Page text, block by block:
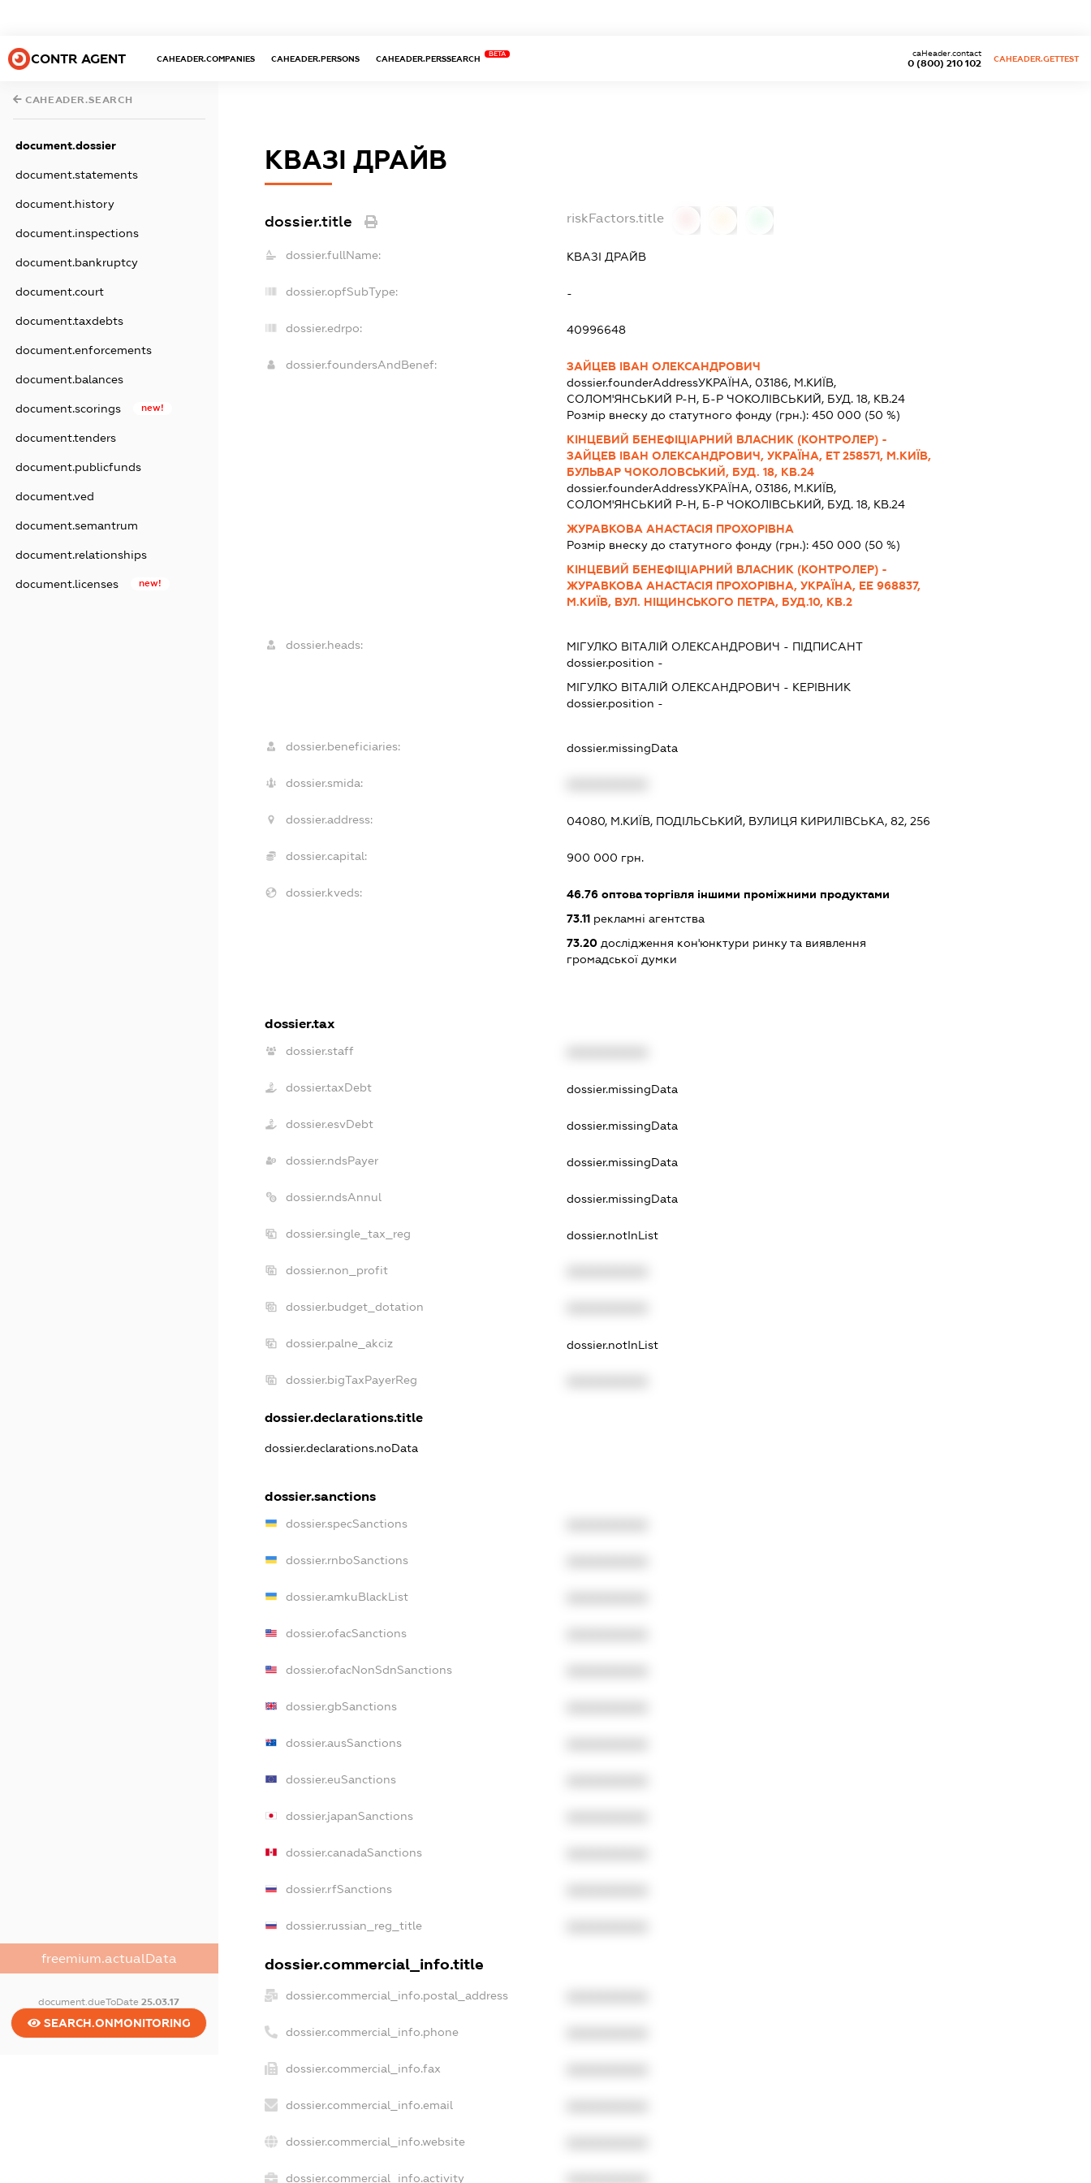
CONTR AGENT CAHEADER.COMPANIES CAHEADER.PERSONS CAHEADER.PERSSEARCH
BETA
0 (800) 210 102
caHeader.contact
CAHEADER.GETTEST
CAHEADER.SEARCH
document.dossier
document.statements
document.history
document.inspections
document.bankruptcy
document.court
document.taxdebts
document.enforcements
document.balances
document.scorings new!
document.tenders
document.publicfunds
document.ved
document.semantrum
document.relationships
document.licenses new!
freemium.actualData
document.dueToDate25.03.17
SEARCH.ONMONITORING
КВАЗІ ДРАЙВ
dossier.title riskFactors.title
dossier.fullName: КВАЗІ ДРАЙВ
dossier.opfSubType: -
dossier.edrpo: 40996648
dossier.foundersAndBenef:
ЗАЙЦЕВ ІВАН ОЛЕКСАНДРОВИЧ
dossier.founderAddressУКРАЇНА, 03186, М.КИЇВ,
СОЛОМ'ЯНСЬКИЙ Р-Н, Б-Р ЧОКОЛІВСЬКИЙ, БУД. 18, КВ.24
Розмір внеску до статутного фонду (грн.): 450 000 (50 %)
КІНЦЕВИЙ БЕНЕФІЦІАРНИЙ ВЛАСНИК (КОНТРОЛЕР) -
ЗАЙЦЕВ ІВАН ОЛЕКСАНДРОВИЧ, УКРАЇНА, ЕТ 258571, М.КИЇВ,
БУЛЬВАР ЧОКОЛОВСЬКИЙ, БУД. 18, КВ.24
dossier.founderAddressУКРАЇНА, 03186, М.КИЇВ,
СОЛОМ'ЯНСЬКИЙ Р-Н, Б-Р ЧОКОЛІВСЬКИЙ, БУД. 18, КВ.24
ЖУРАВКОВА АНАСТАСІЯ ПРОХОРІВНА
Розмір внеску до статутного фонду (грн.): 450 000 (50 %)
КІНЦЕВИЙ БЕНЕФІЦІАРНИЙ ВЛАСНИК (КОНТРОЛЕР) -
ЖУРАВКОВА АНАСТАСІЯ ПРОХОРІВНА, УКРАЇНА, ЕЕ 968837,
М.КИЇВ, ВУЛ. НІЩИНСЬКОГО ПЕТРА, БУД.10, КВ.2
dossier.heads: МІГУЛКО ВІТАЛІЙ ОЛЕКСАНДРОВИЧ - ПІДПИСАНТ
dossier.position -
МІГУЛКО ВІТАЛІЙ ОЛЕКСАНДРОВИЧ - КЕРІВНИК
dossier.position -
dossier.beneficiaries: dossier.missingData
dossier.smida:
dossier.address: 04080, М.КИЇВ, ПОДІЛЬСЬКИЙ, ВУЛИЦЯ КИРИЛІВСЬКА, 82, 256
dossier.capital: 900 000 грн.
dossier.kveds: 46.76оптова торгівля іншими проміжними продуктами
73.11рекламні агентства
73.20дослідження кон'юнктури ринку та виявлення
громадської думки
dossier.tax
dossier.staff
dossier.taxDebt dossier.missingData
dossier.esvDebt dossier.missingData
dossier.ndsPayer dossier.missingData
dossier.ndsAnnul dossier.missingData
dossier.single_tax_reg dossier.notInList
dossier.non_profit
dossier.budget_dotation
dossier.palne_akciz dossier.notInList
dossier.bigTaxPayerReg
dossier.declarations.title
dossier.declarations.noData
dossier.sanctions
dossier.specSanctions
dossier.rnboSanctions
dossier.amkuBlackList
dossier.ofacSanctions
dossier.ofacNonSdnSanctions
dossier.gbSanctions
dossier.ausSanctions
dossier.euSanctions
dossier.japanSanctions
dossier.canadaSanctions
dossier.rfSanctions
dossier.russian_reg_title
dossier.commercial_info.title
dossier.commercial_info.postal_address
dossier.commercial_info.phone
dossier.commercial_info.fax
dossier.commercial_info.email
dossier.commercial_info.website
dossier.commercial_info.activity